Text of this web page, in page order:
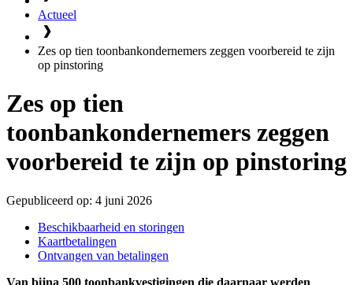
Actueel
Zes op tien toonbankondernemers zeggen voorbereid te zijn
op pinstoring
Zes op tien
toonbankondernemers zeggen
voorbereid te zijn op pinstoring
Gepubliceerd op: 4 juni 2026
Beschikbaarheid en storingen
Kaartbetalingen
Ontvangen van betalingen
Van bijna 500 toonbankvestigingen die daarnaar werden